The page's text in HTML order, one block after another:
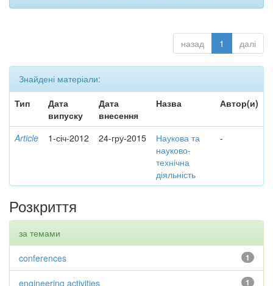
назад 1 далі
Знайдені матеріали:
Тип
Дата
випуску
Дата
внесення
Назва Автор(и)
Article 1-січ-2012 24-гру-2015
Наукова та
науково-
технічна
діяльність
-
Розкриття
за темами
1
conferences
1
engineering activities